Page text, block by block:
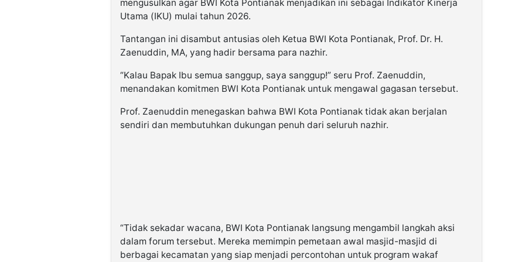
mengusulkan agar BWI Kota Pontianak menjadikan ini sebagai Indikator Kinerja
Utama (IKU) mulai tahun 2026.
Tantangan ini disambut antusias oleh Ketua BWI Kota Pontianak, Prof. Dr. H.
Zaenuddin, MA, yang hadir bersama para nazhir.
“Kalau Bapak Ibu semua sanggup, saya sanggup!” seru Prof. Zaenuddin,
menandakan komitmen BWI Kota Pontianak untuk mengawal gagasan tersebut.
Prof. Zaenuddin menegaskan bahwa BWI Kota Pontianak tidak akan berjalan
sendiri dan membutuhkan dukungan penuh dari seluruh nazhir.
“Tidak sekadar wacana, BWI Kota Pontianak langsung mengambil langkah aksi
dalam forum tersebut. Mereka memimpin pemetaan awal masjid-masjid di
berbagai kecamatan yang siap menjadi percontohan untuk program wakaf